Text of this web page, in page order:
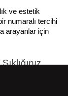
ve estetik
numaralı tercihi
arayanlar için